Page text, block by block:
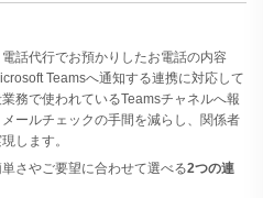
話代行でお預かりしたお電話の内容
Teamsへ通知する連携に対応して
務で使われているTeamsチャネルへ報
ールチェックの手間を減らし、関係者
します。
さやご要望に合わせて選べる2つの連